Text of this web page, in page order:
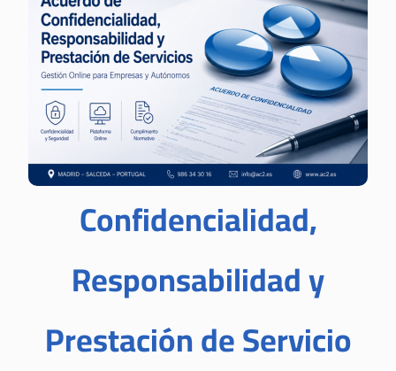
Confidencialidad,
Responsabilidad y
Prestación de Servicio